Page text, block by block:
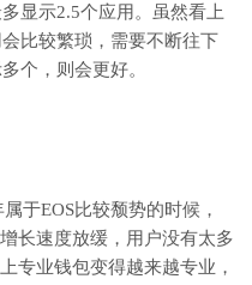
显示2.5个应用。虽然看上
比较繁琐，需要不断往下
个，则会更好。
于EOS比较颓势的时候，
长速度放缓，用户没有太多
专业钱包变得越来越专业，